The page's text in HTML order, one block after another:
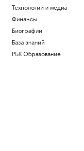
Технологии и медиа
Финансы
Биографии
База знаний
РБК Образование